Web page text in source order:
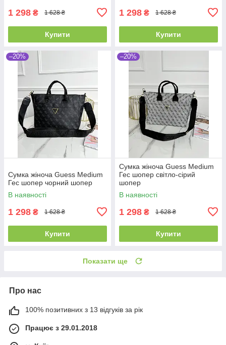
1 298 ₴ 1 628 ₴
Купити
1 298 ₴ 1 628 ₴
Купити
–20%
Сумка жіноча Guess Medium
Гес шопер чорний шопер
В наявності
1 298 ₴ 1 628 ₴
Купити
–20%
Сумка жіноча Guess Medium
Гес шопер світло-сірий
шопер
В наявності
1 298 ₴ 1 628 ₴
Купити
Показати ще
Про нас
100% позитивних з 13 відгуків за рік
Працює з 29.01.2018